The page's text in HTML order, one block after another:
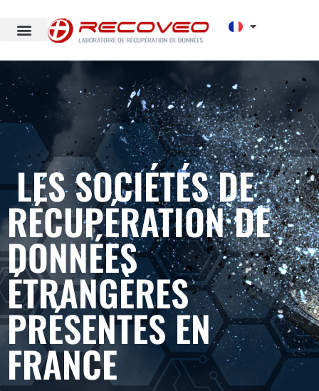
LES SOCIÉTÉS DE
RÉCUPÉRATION DE
DONNÉES
ÉTRANGÈRES
PRÉSENTES EN
FRANCE